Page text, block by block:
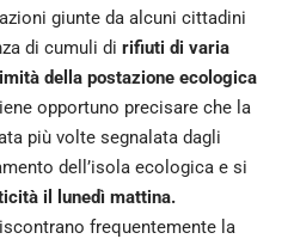
giunte da alcuni cittadini
di cumuli di rifiuti di varia
della postazione ecologica
opportuno precisare che la
più volte segnalata dagli
dell’isola ecologica e si
il lunedì mattina.
frequentemente la